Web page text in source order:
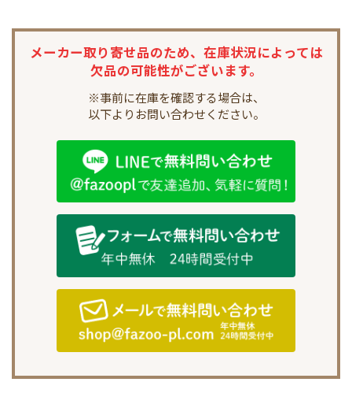
メーカー取り寄せ品のため、 在庫状況によっては
欠品の可能性がございます。
※事前に在庫を確認する場合は、
以下よりお問い合わせください。